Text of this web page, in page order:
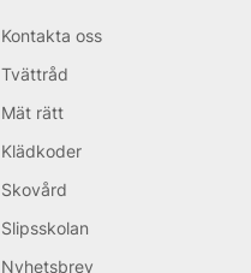
Kontakta oss
Tvättråd
Mät rätt
Klädkoder
Skovård
Slipsskolan
Nyhetsbrev